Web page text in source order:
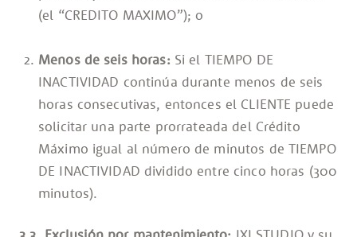
(el “CREDITO MAXIMO”); o
Menos de seis horas: Si el TIEMPO DE
INACTIVIDAD continúa durante menos de seis
horas consecutivas, entonces el CLIENTE puede
solicitar una parte prorrateada del Crédito
Máximo igual al número de minutos de TIEMPO
DE INACTIVIDAD dividido entre cinco horas (300
minutos).